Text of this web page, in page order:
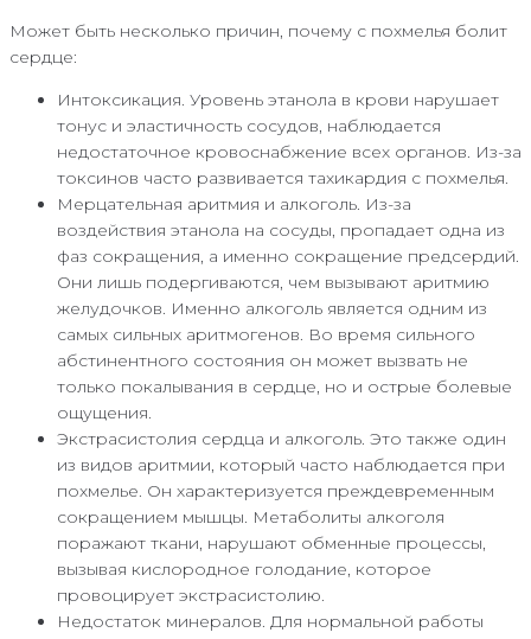
Может быть несколько причин, почему с похмелья болит
сердце:
Интоксикация. Уровень этанола в крови нарушает
тонус и эластичность сосудов, наблюдается
недостаточное кровоснабжение всех органов. Из-за
токсинов часто развивается тахикардия с похмелья.
Мерцательная аритмия и алкоголь. Из-за
воздействия этанола на сосуды, пропадает одна из
фаз сокращения, а именно сокращение предсердий.
Они лишь подергиваются, чем вызывают аритмию
желудочков. Именно алкоголь является одним из
самых сильных аритмогенов. Во время сильного
абстинентного состояния он может вызвать не
только покалывания в сердце, но и острые болевые
ощущения.
Экстрасистолия сердца и алкоголь. Это также один
из видов аритмии, который часто наблюдается при
похмелье. Он характеризуется преждевременным
сокращением мышцы. Метаболиты алкоголя
поражают ткани, нарушают обменные процессы,
вызывая кислородное голодание, которое
провоцирует экстрасистолию.
Недостаток минералов. Для нормальной работы